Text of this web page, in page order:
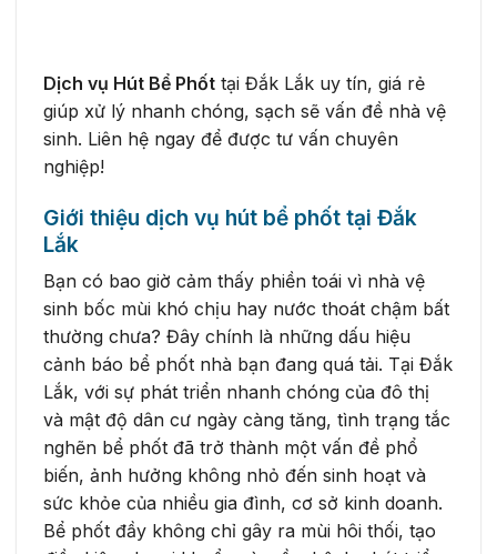
Dịch vụ Hút Bể Phốt tại Đắk Lắk uy tín, giá rẻ
giúp xử lý nhanh chóng, sạch sẽ vấn đề nhà vệ
sinh. Liên hệ ngay để được tư vấn chuyên
nghiệp!
Giới thiệu dịch vụ hút bể phốt tại Đắk
Lắk
Bạn có bao giờ cảm thấy phiền toái vì nhà vệ
sinh bốc mùi khó chịu hay nước thoát chậm bất
thường chưa? Đây chính là những dấu hiệu
cảnh báo bể phốt nhà bạn đang quá tải. Tại Đắk
Lắk, với sự phát triển nhanh chóng của đô thị
và mật độ dân cư ngày càng tăng, tình trạng tắc
nghẽn bể phốt đã trở thành một vấn đề phổ
biến, ảnh hưởng không nhỏ đến sinh hoạt và
sức khỏe của nhiều gia đình, cơ sở kinh doanh.
Bể phốt đầy không chỉ gây ra mùi hôi thối, tạo